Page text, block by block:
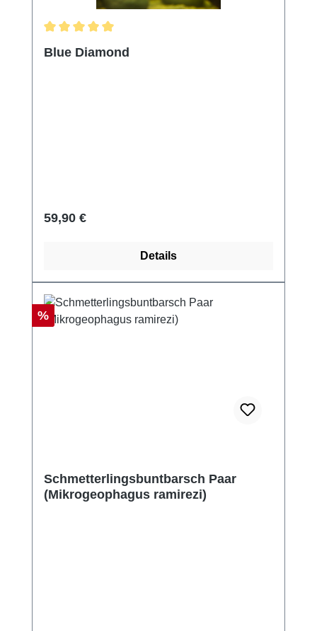
Blue Diamond
Regulärer Preis:
59,90 €
Details
Rabatt
%
Schmetterlingsbuntbarsch Paar
(Mikrogeophagus ramirezi)